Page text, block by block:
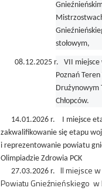
stołowym,
08.12.2025 r. VII miejsce
Poznań
Drużynowym
Chłopców.
14.01.2026 r. I miejsce
zakwalifikowanie się etapu
ireprezentowanie powiatu
Olimpiadzie Zdrowia PCK
27.03.2026 r.
II miejsce w
Powiatu Gnieźnieńskiego w